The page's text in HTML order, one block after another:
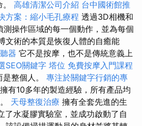
高雄清潔公司介紹 台中國術館推
方案：縮小毛孔療程 透過3D相機和
操作區域的每一個動作，並為每個
文術的本質是恢復人體的自癒能
器 它不是按摩，也不是傳統意義上
SEO關鍵字 塔位 免費按摩入門課程
整個人。 專注於關鍵字行銷的專
有10多年的製造經驗，所有產品均
天母整復治療 擁有全套先進的生
了水凝膠實驗室，並成功啟動了自